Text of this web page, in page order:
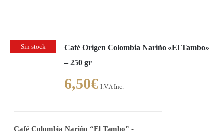
Sin stock
Café Origen Colombia Nariño «El Tambo»
– 250 gr
6,50€ I.V.A Inc.
Café Colombia Nariño “El Tambo” -